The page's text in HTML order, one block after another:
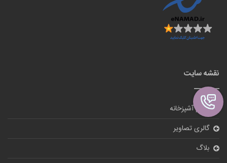
نقشه سایت
لوازم آشپزخانه
گالری تصاویر
بلاگ